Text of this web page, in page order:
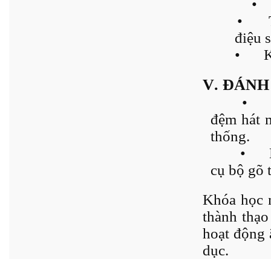
•
•
điệu
•
V.
•
đệm hát
thống.
•
cụ bộ gõ
Khóa học
thành
hoạt động
dục.